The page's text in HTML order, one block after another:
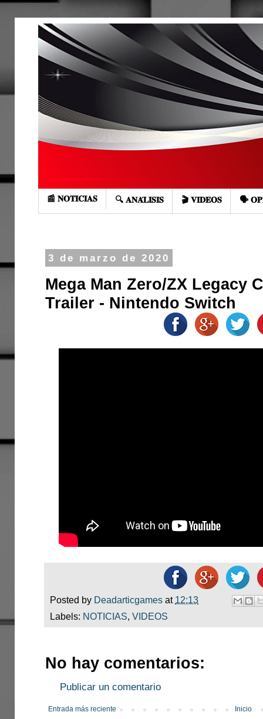
📰 𝐍𝐎𝐓𝐈𝐂𝐈𝐀𝐒 🔍 𝐀𝐍𝐀́𝐋𝐈𝐒𝐈𝐒 🎬 𝐕𝐈𝐃𝐄𝐎𝐒 🗣️
3 de marzo de 2020
Mega Man Zero/ZX Legacy
Trailer - Nintendo Switch
Posted by Deadarticgames at 12:13
Labels: NOTICIAS, VIDEOS
No hay comentarios:
Publicar un comentario
Entrada más reciente Inicio